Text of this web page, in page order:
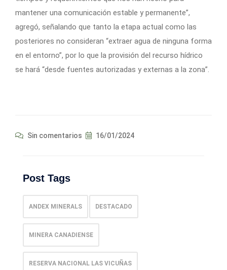
mantener una comunicación estable y permanente”,
agregó, señalando que tanto la etapa actual como las
posteriores no consideran “extraer agua de ninguna forma
en el entorno”, por lo que la provisión del recurso hídrico
se hará “desde fuentes autorizadas y externas a la zona”.
Sin comentarios 16/01/2024
Post Tags
ANDEX MINERALS DESTACADO
MINERA CANADIENSE
RESERVA NACIONAL LAS VICUÑAS